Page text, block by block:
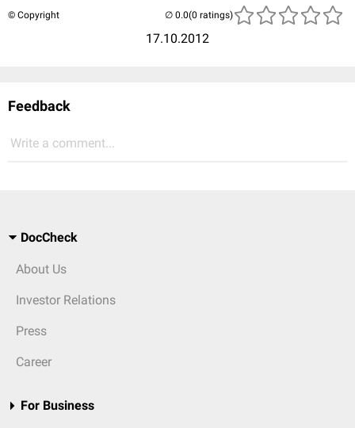
© Copyright
17.10.2012
(0 ratings)
Feedback
Write a comment...
DocCheck
About Us
Investor Relations
Press
Career
For Business